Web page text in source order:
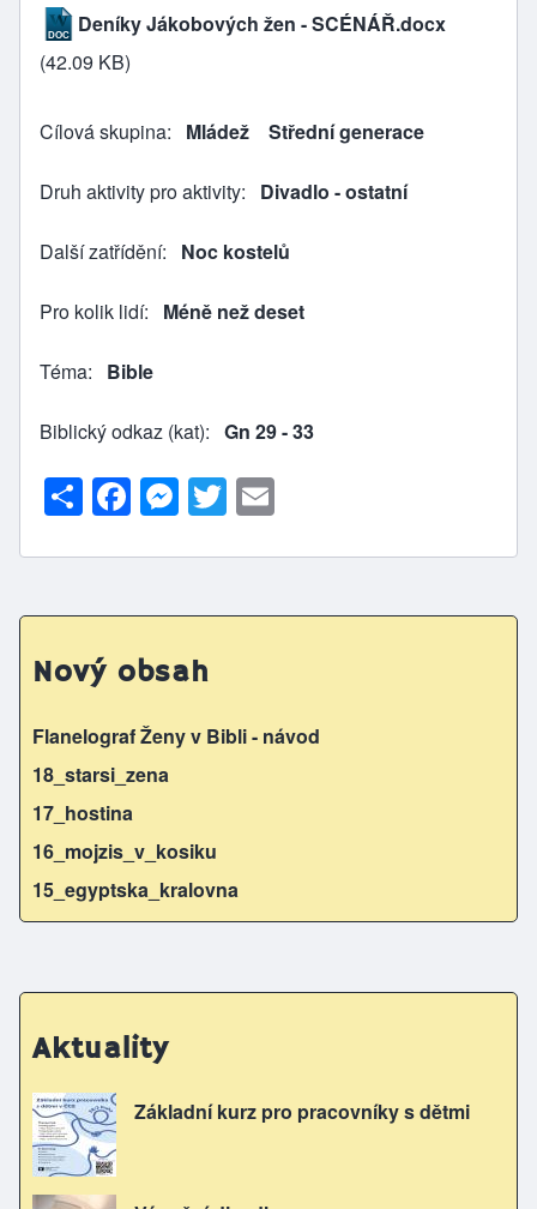
Deníky Jákobových žen - SCÉNÁŘ.docx
(42.09 KB)
Cílová skupina Mládež Střední generace
Druh aktivity pro aktivity Divadlo - ostatní
Další zatřídění Noc kostelů
Pro kolik lidí Méně než deset
Téma Bible
Biblický odkaz (kat) Gn 29 - 33
S
h
ar
e
F
a
c
e
b
o
o
k
M
e
s
s
e
n
g
er
T
w
itt
er
ai
l
Nový obsah
Flanelograf Ženy v Bibli - návod
18_starsi_zena
17_hostina
16_mojzis_v_kosiku
15_egyptska_kralovna
Aktuality
Základní kurz pro pracovníky s dětmi